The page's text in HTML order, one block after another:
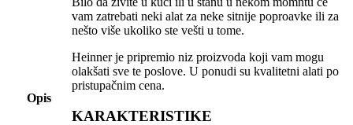
Opis
vam zatrebati neki alat za neke sitnije poproavke ili za
nešto više ukoliko ste vešti u tome.
Heinner je pripremio niz proizvoda koji vam mogu
olakšati sve te poslove. U ponudi su kvalitetni alati po
pristupačnim cena.
KARAKTERISTIKE